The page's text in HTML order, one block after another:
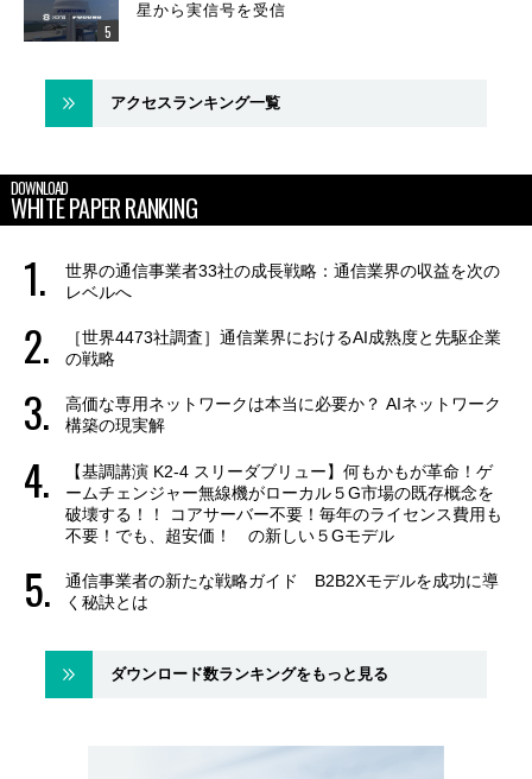
星から実信号を受信
アクセスランキング一覧
DOWNLOAD
WHITE PAPER RANKING
世界の通信事業者33社の成長戦略：通信業界の収益を次の
レベルへ
［世界4473社調査］通信業界におけるAI成熟度と先駆企業
の戦略
高価な専用ネットワークは本当に必要か？ AIネットワーク
構築の現実解
【基調講演 K2-4 スリーダブリュー】何もかもが革命！ゲ
ームチェンジャー無線機がローカル５G市場の既存概念を
破壊する！！ コアサーバー不要！毎年のライセンス費用も
不要！でも、超安価！ の新しい５Gモデル
通信事業者の新たな戦略ガイド B2B2Xモデルを成功に導
く秘訣とは
ダウンロード数ランキングをもっと見る